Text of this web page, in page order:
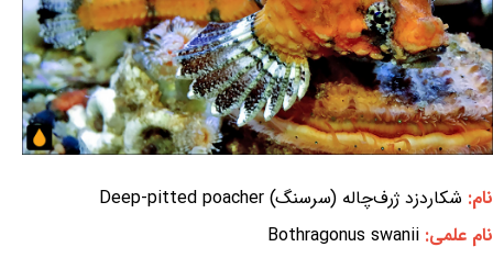
نام: شکاردزد ژرف‌چاله (سرسنگ) Deep-pitted poacher
نام علمی: Bothragonus swanii